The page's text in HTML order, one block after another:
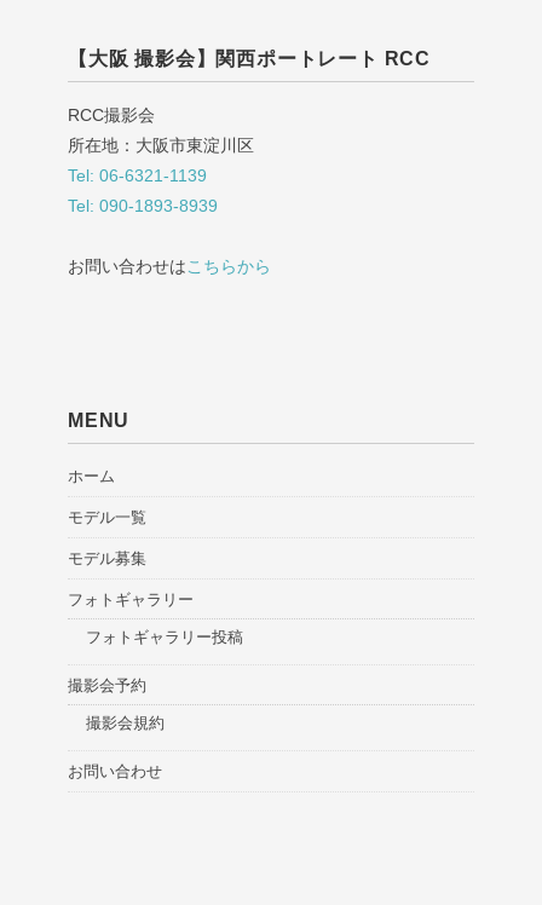
【大阪 撮影会】関西ポートレート RCC
RCC撮影会
所在地：大阪市東淀川区
Tel: 06-6321-1139
Tel: 090-1893-8939
お問い合わせはこちらから
MENU
ホーム
モデル一覧
モデル募集
フォトギャラリー
フォトギャラリー投稿
撮影会予約
撮影会規約
お問い合わせ